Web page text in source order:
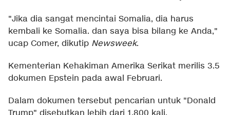
"Jika dia sangat mencintai Somalia, dia harus
kembali ke Somalia. dan saya bisa bilang ke Anda,"
ucap Comer, dikutip Newsweek.
Kementerian Kehakiman Amerika Serikat merilis 3.5
dokumen Epstein pada awal Februari.
Dalam dokumen tersebut pencarian untuk "Donald